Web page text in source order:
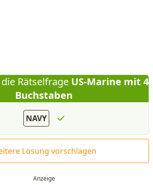
Rätselfrage US-Marine mit 4
Buchstaben
NAVY
Lösung vorschlagen